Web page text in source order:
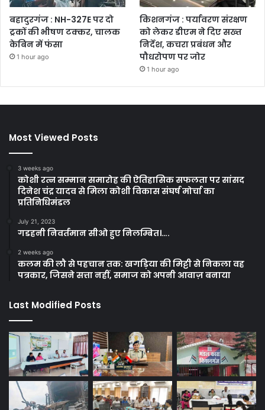
बहादुरगंज : NH-327E पर दो
ट्रकों की भीषण टक्कर, चालक
केबिन में फंसा
1 hour ago
किशनगंज : पर्यावरण संरक्षण
को लेकर डीएम ने दिए सख्त
निर्देश, कचरा प्रबंधन और
पौधरोपण पर जोर
1 hour ago
Most Viewed Posts
3 weeks ago
कोशी रत्न सम्मान समारोह की ऐतिहासिक सफलता पर सांसद
दिनेश चंद्र यादव से मिला कोशी विकास संघर्ष मोर्चा का
प्रतिनिधिमंडल
July 21, 2023
गडहनी निवर्तमान सीओ हुए निलम्बित।….
2 weeks ago
कलम की लौ से पहचान तक: खगड़िया की मिट्टी से निकला वह
पत्रकार, जिसने सत्ता नहीं, समाज को अपनी आवाज़ बनाया
Last Modified Posts